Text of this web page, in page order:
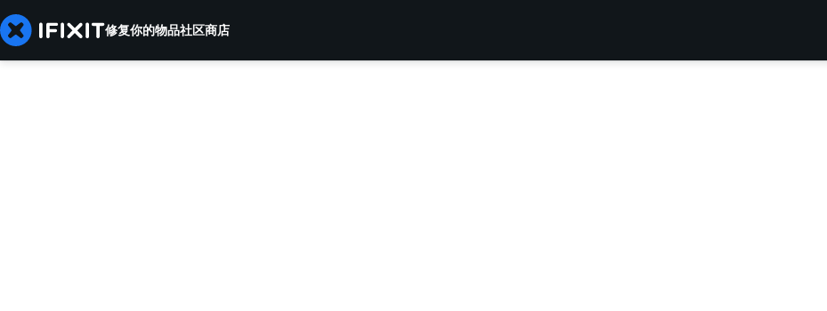
修复你的物品社区商店